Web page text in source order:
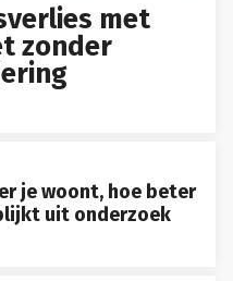
met
zonder
je woont, hoe beter
uit onderzoek